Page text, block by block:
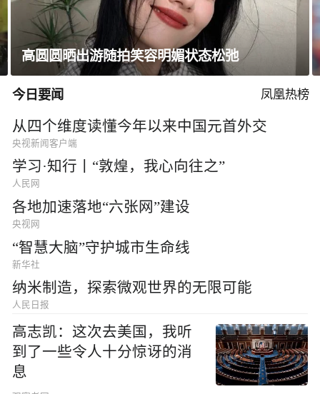
高圆圆晒出游随拍笑容明媚状态松弛
今日要闻 凤凰热榜
从四个维度读懂今年以来中国元首外交
央视新闻客户端
学习·知行丨“敦煌，我心向往之”
人民网
各地加速落地“六张网”建设
央视网
“智慧大脑”守护城市生命线
新华社
纳米制造，探索微观世界的无限可能
人民日报
高志凯：这次去美国，我听
到了一些令人十分惊讶的消
息